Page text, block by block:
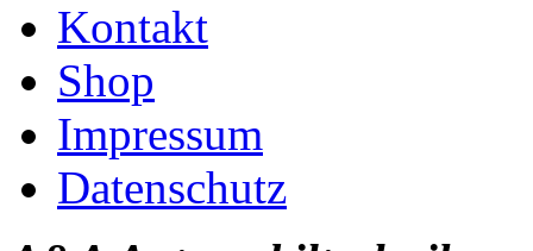
Kontakt
Shop
Impressum
Datenschutz